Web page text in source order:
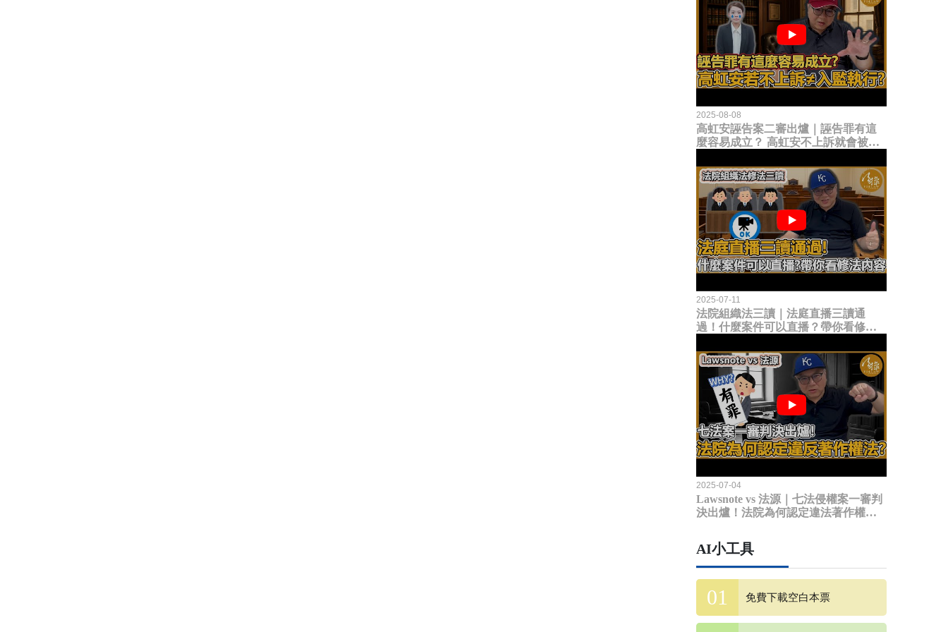
2025-08-08
高虹安誣告案二審出爐｜誣告罪有這
麼容易成立？ 高虹安不上訴就會被
2025-07-11
法院組織法三讀｜法庭直播三讀通
過！什麼案件可以直播？帶你看修法
2025-07-04
Lawsnote vs 法源｜七法侵權案一審判
決出爐！法院為何認定違法著作權
AI小工具
免費下載空白本票